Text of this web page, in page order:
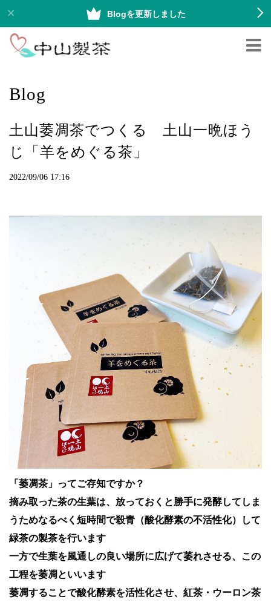
Blogを更新しました
Blog
土山萎凋茶でつくる 土山一晩ほう
じ「羊をめぐる茶」
2022/09/06 17:16
「萎凋茶」ってご存知ですか？
摘み取った茶の生葉は、放っておくと勝手に発酵してしま
うためなるべく短時間で殺青（酸化酵素の不活性化）して
緑茶の製茶を行います
一方で生葉を風通しの良い場所に広げて萎れさせる、この
工程を萎凋といいます
萎凋することで酸化酵素を活性化させ、紅茶・ウーロン茶